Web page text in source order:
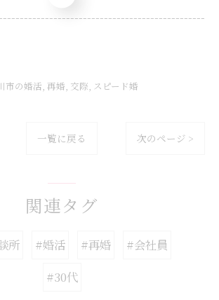
市の婚活 再婚 交際 スピード婚
一覧に戻る 次のページ >
関連タグ
所 #婚活 #再婚
#会社員
#30代